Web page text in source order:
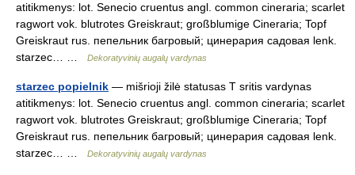
atitikmenys: lot. Senecio cruentus angl. common cineraria; scarlet
ragwort vok. blutrotes Greiskraut; großblumige Cineraria; Topf
Greiskraut rus. пепельник багровый; цинерария садовая lenk.
starzec… …
Dekoratyvinių augalų vardynas
starzec popielnik — mišrioji žilė statusas T sritis vardynas
atitikmenys: lot. Senecio cruentus angl. common cineraria; scarlet
ragwort vok. blutrotes Greiskraut; großblumige Cineraria; Topf
Greiskraut rus. пепельник багровый; цинерария садовая lenk.
starzec… …
Dekoratyvinių augalų vardynas